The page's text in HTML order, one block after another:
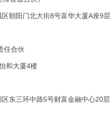
街8号富华大厦A座9层
合伙
厦4楼
5号财富金融中心20层